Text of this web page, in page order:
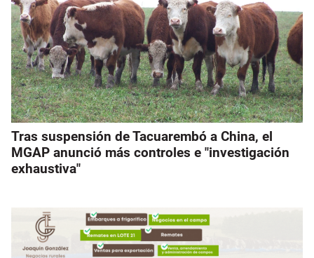
Tras suspensión de Tacuarembó a China, el
MGAP anunció más controles e "investigación
exhaustiva"